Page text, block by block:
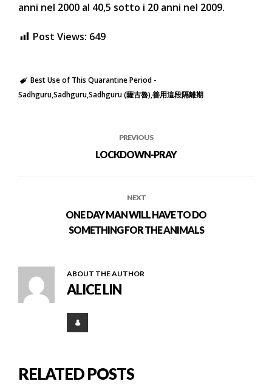
anni nel 2000 al 40,5 sotto i 20 anni nel 2009.
Post Views: 649
Best Use of This Quarantine Period -
SadhguruSadhguruSadhguru (薩古魯)善用這段隔離期
PREVIOUS
LOCKDOWN-PRAY
NEXT
ONE DAY MAN WILL HAVE TO DO
SOMETHING FOR THE ANIMALS
ABOUT THE AUTHOR
ALICE LIN
RELATED POSTS